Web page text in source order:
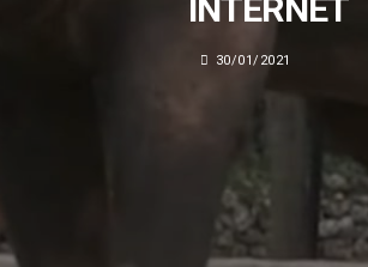
INTERNET
30/01/2021